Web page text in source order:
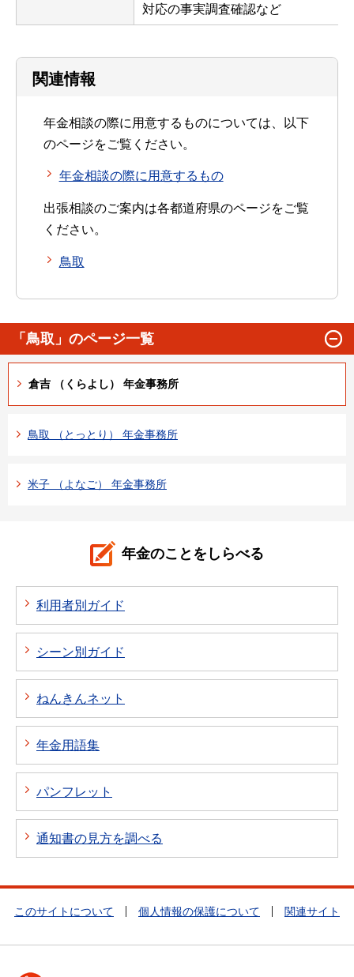
対応の事実調査確認など
関連情報
年金相談の際に用意するものについては、以下
のページをご覧ください。
年金相談の際に用意するもの
出張相談のご案内は各都道府県のページをご覧
ください。
鳥取
「鳥取」のページ一覧
倉吉 （くらよし） 年金事務所
鳥取 （とっとり） 年金事務所
米子 （よなご） 年金事務所
年金のことをしらべる
利用者別ガイド
シーン別ガイド
ねんきんネット
年金用語集
パンフレット
通知書の見方を調べる
このサイトについて 個人情報の保護について 関連サイト